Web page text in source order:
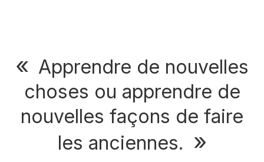
Apprendre de nouvelles
choses ou apprendre de
nouvelles façons de faire
les anciennes.